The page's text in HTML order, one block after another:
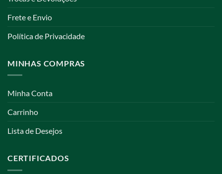
Frete e Envio
Política de Privacidade
MINHAS COMPRAS
Minha Conta
Carrinho
Lista de Desejos
CERTIFICADOS